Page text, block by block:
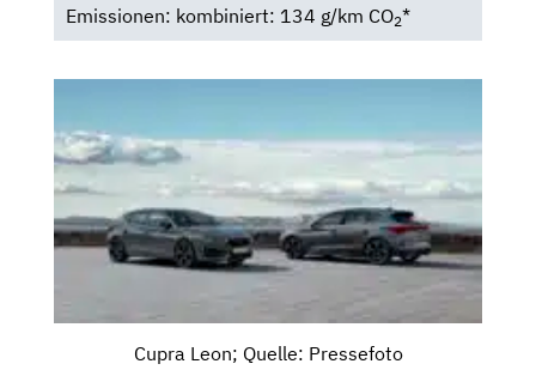
Emissionen: kombiniert: 134 g/km CO2*
Cupra Leon; Quelle: Pressefoto